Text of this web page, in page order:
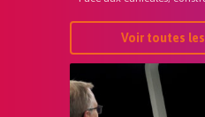
Voir toutes